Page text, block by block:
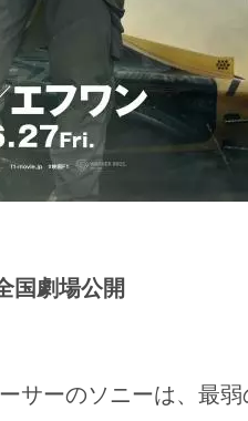
国劇場公開
サーのソニーは、最